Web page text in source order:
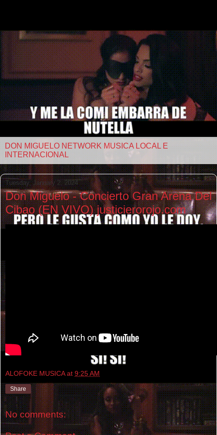
DON MIGUELO NETWORK MUSICA LOCAL E
INTERNACIONAL
Tuesday, January 2, 2024
Don Miguelo - Concierto Gran Arena Del
Cibao (EN VIVO) justicierorojo.com
ALOFOKE MUSICA at 9:25 AM
Share
No comments: